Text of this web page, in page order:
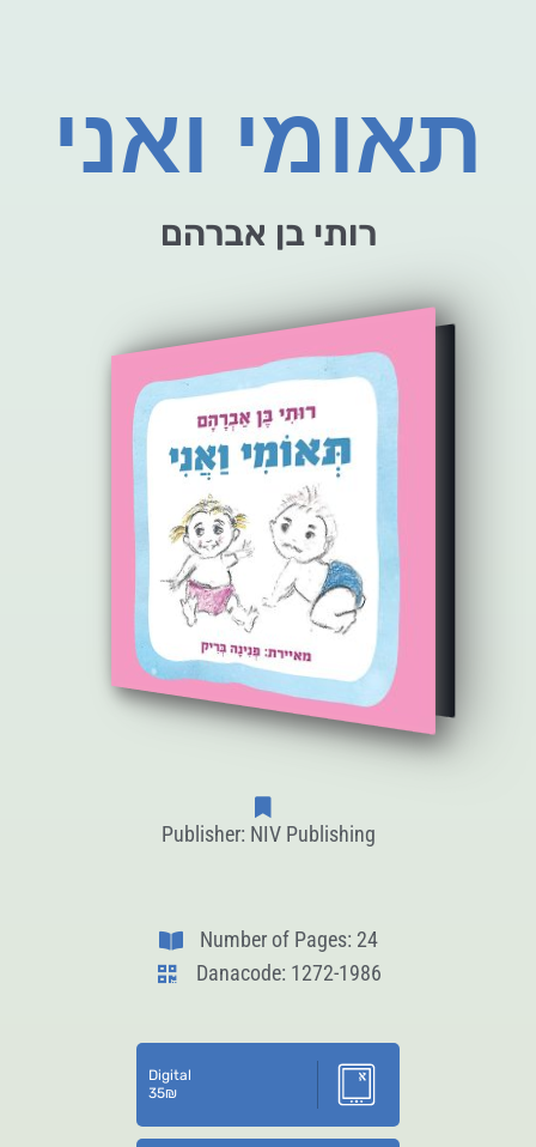
תאומי ואני
רותי בן אברהם
Publisher: NIV Publishing
Number of Pages: 24
Danacode: 1272-1986
Digital
35₪